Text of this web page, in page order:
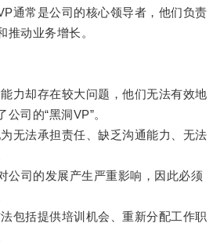
常是公司的核心领导者，他们负责
推动业务增长。
却存在较大问题，他们无法有效地
司的“黑洞VP”。
法承担责任、缺乏沟通能力、无法
司的发展产生严重影响，因此必须
括提供培训机会、重新分配工作职